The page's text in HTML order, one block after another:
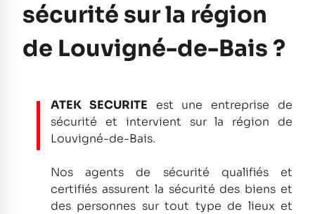
sécurité sur la région
de Louvigné-de-Bais ?
ATEK SECURITE est une entreprise de
sécurité et intervient sur la région de
Louvigné-de-Bais.
Nos agents de sécurité qualifiés et
certifiés assurent la sécurité des biens et
des personnes sur tout type de lieux et